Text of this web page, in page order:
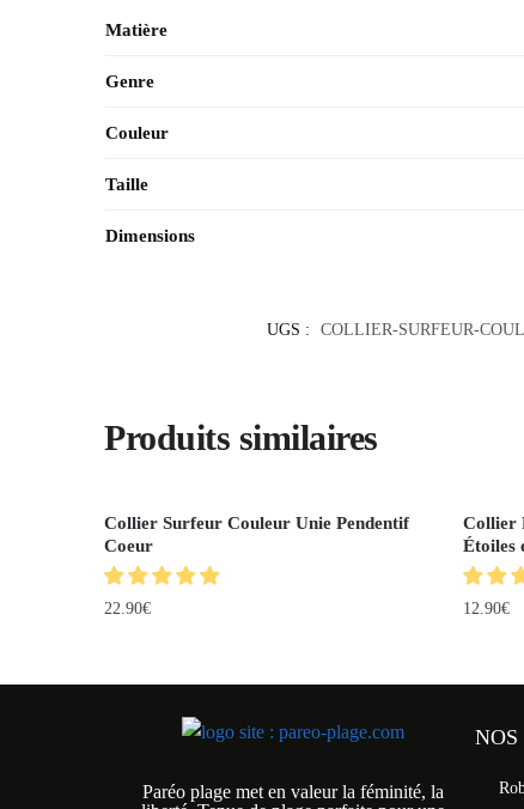
Matière
Genre
Couleur
Taille
Dimensions
UGS : COLLIER-SURFEUR-
Produits similaires
Collier Surfeur Couleur Unie Pendentif
Coeur
22.90€
Collier
Étoiles
12.90€
Paréo plage met en valeur la féminité, la